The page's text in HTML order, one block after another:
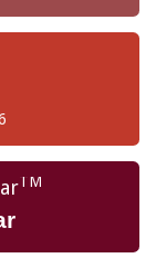
TM